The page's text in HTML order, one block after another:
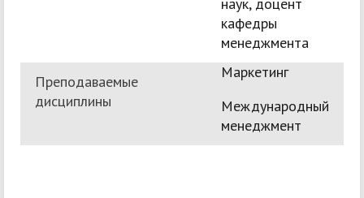
кафедры
менеджмента
Преподаваемые
дисциплины
Маркетинг
Международный
менеджмент